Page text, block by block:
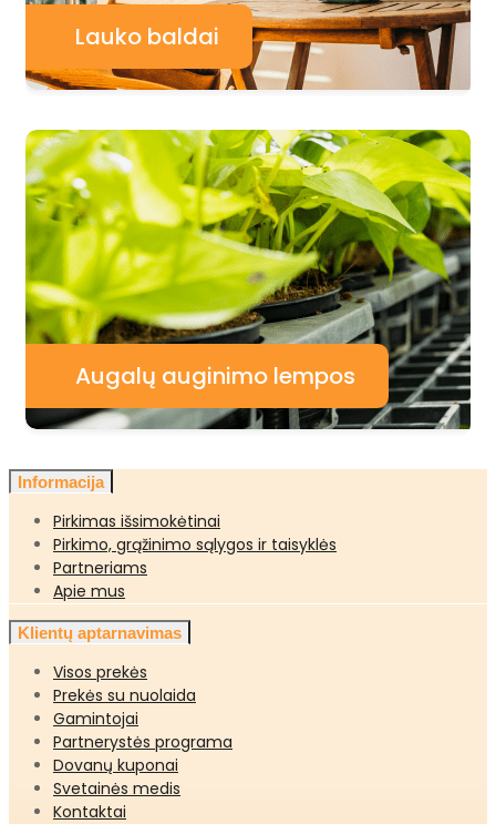
Lauko baldai
Augalų auginimo lempos
Informacija
Pirkimas išsimokėtinai
Pirkimo, grąžinimo sąlygos ir taisyklės
Partneriams
Apie mus
Klientų aptarnavimas
Visos prekės
Prekės su nuolaida
Gamintojai
Partnerystės programa
Dovanų kuponai
Svetainės medis
Kontaktai